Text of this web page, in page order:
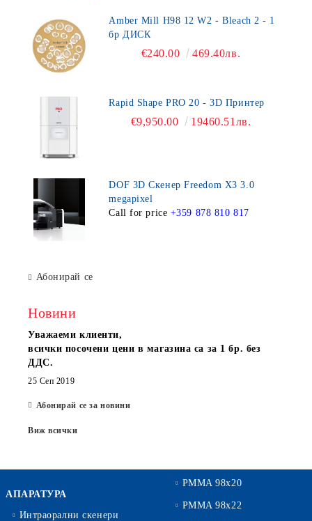
Amber Mill H98 12 W2 - Bleach 2 - 1
бр ДИСК
€240.00 469.40лв.
Rapid Shape PRO 20 - 3D Принтер
€9,950.00 19460.51лв.
DOF 3D Скенер Freedom X3 3.0
megapixel
Call for price +359 878 810 817
Абонирай се
Новини
Уважаеми клиенти,
всички посочени цени в магазина са за 1 бр. без
ДДС.
25 Сеп 2019
Абонирай се за новини
Виж всички
АПАРАТУРА
Интраорални скенери
PMMA 98x20
PMMA 98x22